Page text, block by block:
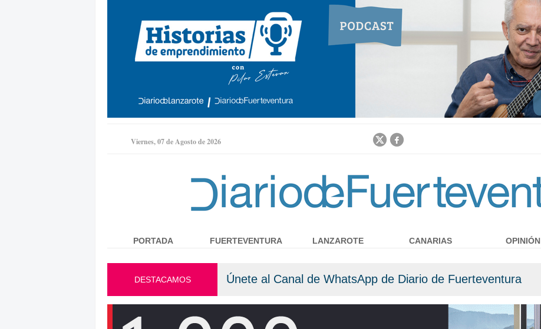
Jump to navigation
Viernes, 07 de Agosto de 2026
DESTACAMOS Únete al Canal de WhatsApp de Diario de Fuerteventura
PORTADA FUERTEVENTURA LANZAROTE CANARIAS OPINIÓN